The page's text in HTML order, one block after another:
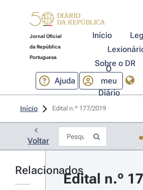
Jornal Oficial
da República
Portuguesa
Início
Sobre o DR
Ajuda
O
meu
Diário
Início Edital n.º 177/2019
Voltar
Relacionados
Edital n.º